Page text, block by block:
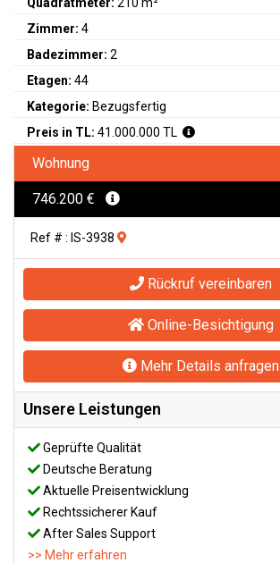
Zimmer: 4
Badezimmer: 2
Etagen: 44
Kategorie: Bezugsfertig
Preis in TL: 41.000.000 TL
Wohnung
746.200 €
Ref # : IS-3938
Rückruf vereinbaren
Online-Besichtigung
Mehr Details anfragen
Unsere Leistungen
Geprüfte Qualität
Deutsche Beratung
Aktuelle Preisentwicklung
Rechtssicherer Kauf
After Sales Support
>> Mehr erfahren